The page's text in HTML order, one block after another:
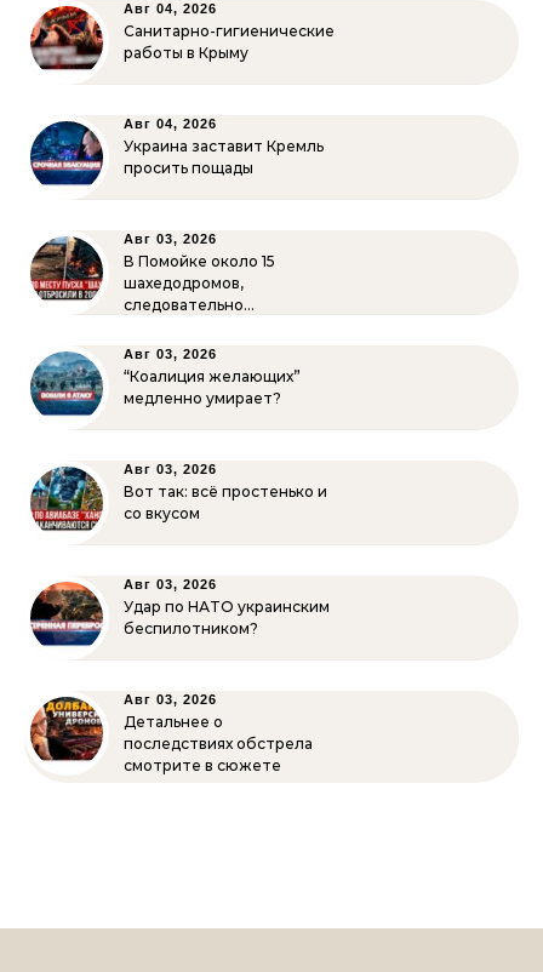
Авг 04, 2026
Санитарно-гигиенические
работы в Крыму
Авг 04, 2026
Украина заставит Кремль
просить пощады
Авг 03, 2026
В Помойке около 15
шахедодромов,
следовательно…
Авг 03, 2026
“Коалиция желающих”
медленно умирает?
Авг 03, 2026
Вот так: всё простенько и
со вкусом
Авг 03, 2026
Удар по НАТО украинским
беспилотником?
Авг 03, 2026
Детальнее о
последствиях обстрела
смотрите в сюжете